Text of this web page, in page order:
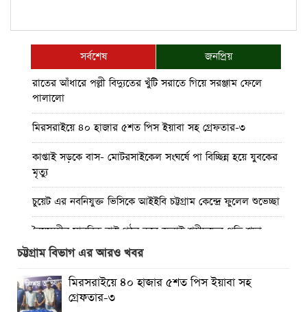
সর্বশেষ
জনপ্রিয়
রাতের আঁধারে পল্লী বিদ্যুতের খুঁটি সরাতে গিয়ে সরঞ্জাম ফেলে
পালালো
মিরসরাইয়ে ৪০ হাজার ৫শত পিস ইয়াবা সহ গ্রেফতার-৩
কাপ্তাই সড়কে বাস- মোটরসাইকেল সংঘর্ষে পা বিচ্ছিন্ন হয়ে যুবকের
মৃত্যু
চুয়েট এর নবনিযুক্ত ভিসিকে আইইবি চট্টগ্রাম কেন্দ্রে ফুলেল শুভেচ্ছা
বৈষম্যহীন মানবিক রাষ্ট্র গঠন করে জুলাই শহীদদের প্রতি শ্রদ্ধা
জানাতে হবে : জননেতা সাইফুল হক
তিন দিন পর ব্রহ্মপুত্র নদে নিখোঁজ সাইফুলের মরদেহ গফরগাঁও
থেকে উদ্ধার
চট্টগ্রাম বিভাগ এর আরও খবর
মিরসরাইয়ে ৪০ হাজার ৫শত পিস ইয়াবা সহ
গ্রেফতার-৩